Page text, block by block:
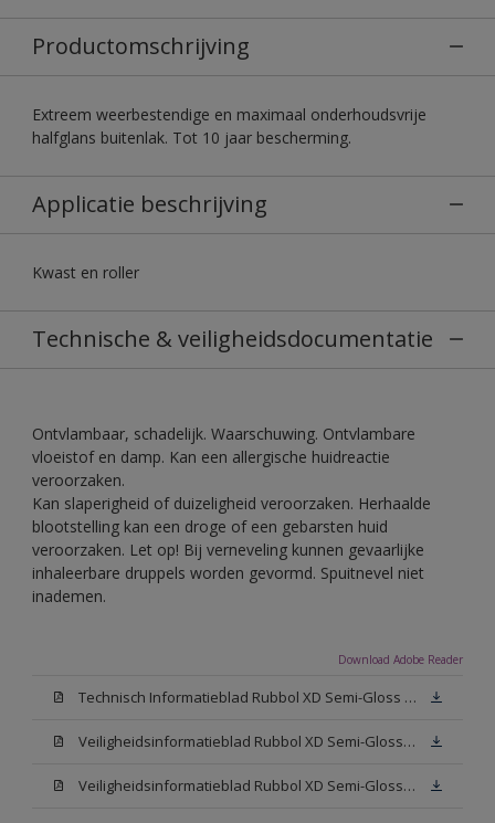
Productomschrijving
Extreem weerbestendige en maximaal onderhoudsvrije
halfglans buitenlak. Tot 10 jaar bescherming.
Applicatie beschrijving
Kwast en roller
Technische & veiligheidsdocumentatie
Ontvlambaar, schadelijk. Waarschuwing. Ontvlambare
vloeistof en damp. Kan een allergische huidreactie
veroorzaken.
Kan slaperigheid of duizeligheid veroorzaken. Herhaalde
blootstelling kan een droge of een gebarsten huid
veroorzaken. Let op! Bij verneveling kunnen gevaarlijke
inhaleerbare druppels worden gevormd. Spuitnevel niet
inademen.
Download Adobe Reader
Technisch Informatieblad Rubbol XD Semi-Gloss (PDF)
Veiligheidsinformatieblad Rubbol XD Semi-Gloss White W05 (MSDS)
Veiligheidsinformatieblad Rubbol XD Semi-Gloss N00 (MSDS)